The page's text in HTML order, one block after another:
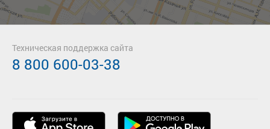
Техническая поддержка сайта
8 800 600-03-38